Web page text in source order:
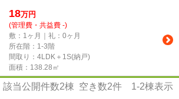
18万円
(管理費・共益費 -)
敷：1ヶ月｜礼：0ヶ月
所在階：1-3階
間取り：4LDK＋1S(納戸)
面積：138.28㎡
該当公開件数2棟 空き数2件 1-2棟表示